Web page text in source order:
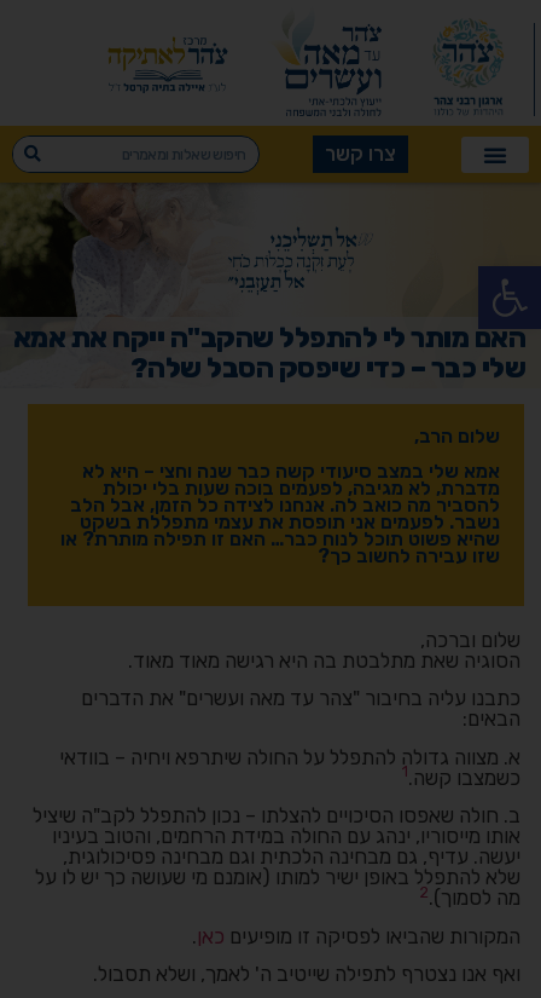
פתח סרגל נגישות
צרו קשר
האם מותר לי להתפלל שהקב"ה ייקח את אמא
שלי כבר – כדי שיפסק הסבל שלה?
שלום הרב,
אמא שלי במצב סיעודי קשה כבר שנה וחצי – היא לא
מדברת, לא מגיבה, לפעמים בוכה שעות בלי יכולת
להסביר מה כואב לה. אנחנו לצידה כל הזמן, אבל הלב
נשבר. לפעמים אני תופסת את עצמי מתפללת בשקט
שהיא פשוט תוכל לנוח כבר… האם זו תפילה מותרת? או
שזו עבירה לחשוב כך?
שלום וברכה,
הסוגיה שאת מתלבטת בה היא רגישה מאוד מאוד.
כתבנו עליה בחיבור "צהר עד מאה ועשרים" את הדברים
הבאים:
א. מצווה גדולה להתפלל על החולה שיתרפא ויחיה – בוודאי
כשמצבו קשה.1
ב. חולה שאפסו הסיכויים להצלתו – נכון להתפלל לקב"ה שיציל
אותו מייסוריו, ינהג עם החולה במידת הרחמים, והטוב בעיניו
יעשה. עדיף, גם מבחינה הלכתית וגם מבחינה פסיכולוגית,
שלא להתפלל באופן ישיר למותו (אומנם מי שעושה כך יש לו על
מה לסמוך).2
המקורות שהביאו לפסיקה זו מופיעים כאן .
ואף אנו נצטרף לתפילה שייטיב ה' לאמך, ושלא תסבול.